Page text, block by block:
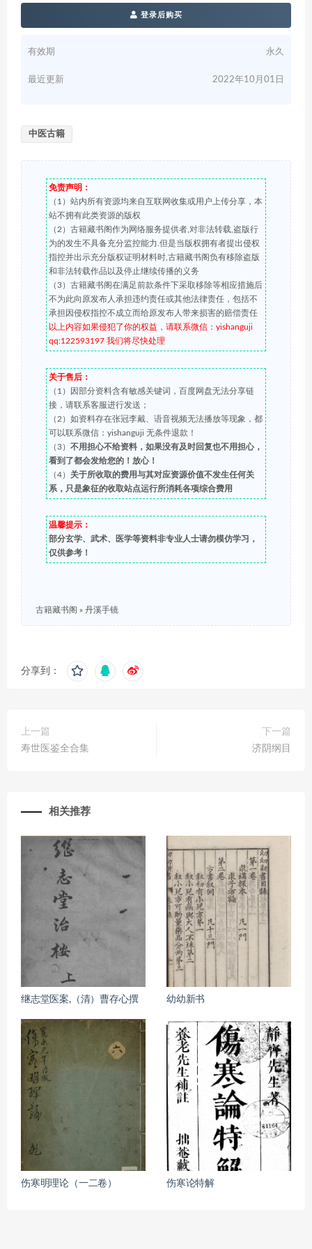
登录后购买
有效期 永久
最近更新 2022年10月01日
中医古籍
免责声明：
（1）站内所有资源均来自互联网收集或用户上传分享，本
站不拥有此类资源的版权
（2）古籍藏书阁作为网络服务提供者,对非法转载,盗版行
为的发生不具备充分监控能力.但是当版权拥有者提出侵权
指控并出示充分版权证明材料时,古籍藏书阁负有移除盗版
和非法转载作品以及停止继续传播的义务
（3）古籍藏书阁在满足前款条件下采取移除等相应措施后
不为此向原发布人承担违约责任或其他法律责任，包括不
承担因侵权指控不成立而给原发布人带来损害的赔偿责任
以上内容如果侵犯了你的权益，请联系微信：yishanguji
qq:122593197 我们将尽快处理
关于售后：
（1）因部分资料含有敏感关键词，百度网盘无法分享链
接，请联系客服进行发送；
（2）如资料存在张冠李戴、语音视频无法播放等现象，都
可以联系微信：yishanguji 无条件退款！
（3） 不用担心不给资料，如果没有及时回复也不用担心，
看到了都会发给您的！放心！
（4） 关于所收取的费用与其对应资源价值不发生任何关
系，只是象征的收取站点运行所消耗各项综合费用
温馨提示：
部分玄学、武术、医学等资料非专业人士请勿模仿学习，
仅供参考！
古籍藏书阁 » 丹溪手镜
分享到：
上一篇
寿世医鉴全合集
下一篇
济阴纲目
相关推荐
继志堂医案,（清）曹存心撰 幼幼新书
伤寒明理论（一二卷） 伤寒论特解